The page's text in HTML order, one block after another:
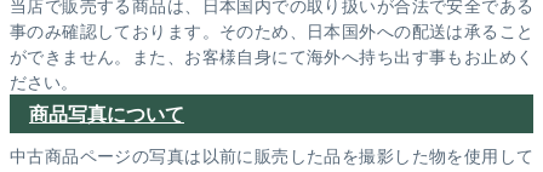
事のみ確認しております。そのため、日本国外への配送は承ること
ができません。また、お客様自身にて海外へ持ち出す事もお止めく
ださい。
商品写真について
中古商品ページの写真は以前に販売した品を撮影した物を使用して